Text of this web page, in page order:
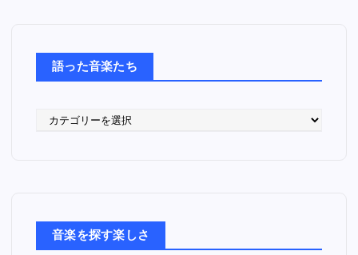
語った音楽たち
音楽を探す楽しさ